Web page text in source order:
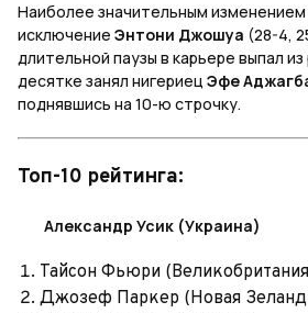
Наиболее значительным изменением
исключение Энтони Джошуа (28-4,
длительной паузы в карьере выпал
десятке занял нигериец Эфе
поднявшись на 10-ю строчку.
Топ-10 рейтинга:
Александр Усик (Украина)
Тайсон Фьюри
Джозеф Паркер (Новая